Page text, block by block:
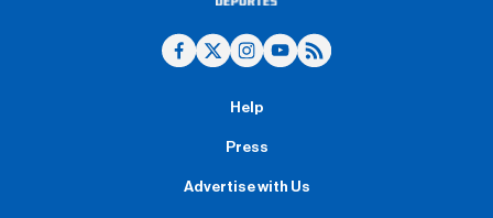
Help
Press
Advertise with Us